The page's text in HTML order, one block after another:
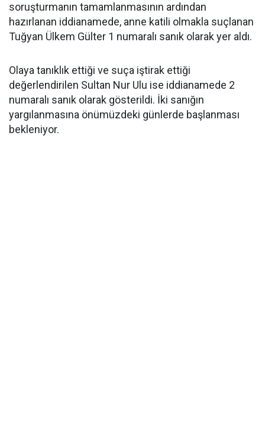
soruşturmanın tamamlanmasının ardından
hazırlanan iddianamede, anne katili olmakla suçlanan
Tuğyan Ülkem Gülter 1 numaralı sanık olarak yer aldı.
Olaya tanıklık ettiği ve suça iştirak ettiği
değerlendirilen Sultan Nur Ulu ise iddianamede 2
numaralı sanık olarak gösterildi. İki sanığın
yargılanmasına önümüzdeki günlerde başlanması
bekleniyor.